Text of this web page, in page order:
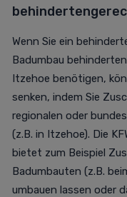
Wenn Sie ein
Badumbau
Itzehoe benötigen,
senken, indem Sie
regionalen oder
(z.B. in Itzehoe). Die
bietet zum Beispiel
Badumbauten (z.B.
umbauen lassen oder